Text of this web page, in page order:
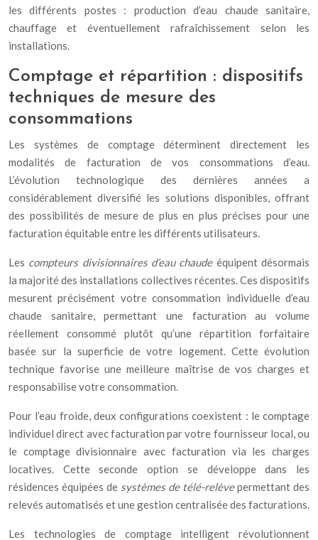
les différents postes : production d’eau chaude sanitaire,
chauffage et éventuellement rafraîchissement selon les
installations.
Comptage et répartition : dispositifs
techniques de mesure des
consommations
Les systèmes de comptage déterminent directement les
modalités de facturation de vos consommations d’eau.
L’évolution technologique des dernières années a
considérablement diversifié les solutions disponibles, offrant
des possibilités de mesure de plus en plus précises pour une
facturation équitable entre les différents utilisateurs.
Les compteurs divisionnaires d’eau chaude équipent désormais
la majorité des installations collectives récentes. Ces dispositifs
mesurent précisément votre consommation individuelle d’eau
chaude sanitaire, permettant une facturation au volume
réellement consommé plutôt qu’une répartition forfaitaire
basée sur la superficie de votre logement. Cette évolution
technique favorise une meilleure maîtrise de vos charges et
responsabilise votre consommation.
Pour l’eau froide, deux configurations coexistent : le comptage
individuel direct avec facturation par votre fournisseur local, ou
le comptage divisionnaire avec facturation via les charges
locatives. Cette seconde option se développe dans les
résidences équipées de systèmes de télé-relèvepermettant des
relevés automatisés et une gestion centralisée des facturations.
Les technologies de comptage intelligent révolutionnent